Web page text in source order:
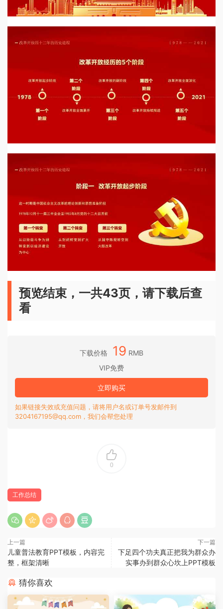
预览结束，一共43页，请下载后查
看
下载价格 19 RMB
VIP免费
立即购买
如果链接失效或充值问题，请将用户名或订单号发邮件到
3204167195@qq.com，我们会帮您处理
0
工作总结
上一篇
儿童普法教育PPT模板，内容完
整，框架清晰
下一篇
下足四个功夫真正把我为群众办
实事办到群众心坎上PPT模板
猜你喜欢